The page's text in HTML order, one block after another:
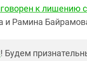
к лишению
и Рамина
! Будем